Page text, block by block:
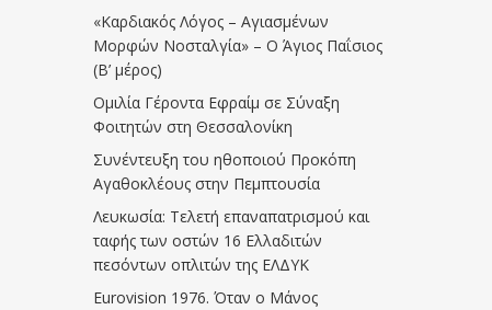
«Καρδιακός Λόγος – Αγιασμένων
Μορφών Νοσταλγία» – Ο Άγιος Παΐσιος
(Β’ μέρος)
Ομιλία Γέροντα Εφραίμ σε Σύναξη
Φοιτητών στη Θεσσαλονίκη
Συνέντευξη του ηθοποιού Προκόπη
Αγαθοκλέους στην Πεμπτουσία
Λευκωσία: Τελετή επαναπατρισμού και
ταφής των οστών 16 Ελλαδιτών
πεσόντων οπλιτών της ΕΛΔΥΚ
Eurovision 1976. Όταν ο Μάνος